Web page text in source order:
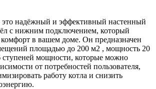
надёжный и эффективный настенный
с нижним подключением, который
комфорт в вашем доме. Он предназначен
площадью до 200 м2 , мощность 20
ступеней мощности, которые можно
от потребностей пользователя,
работу котла и снизить